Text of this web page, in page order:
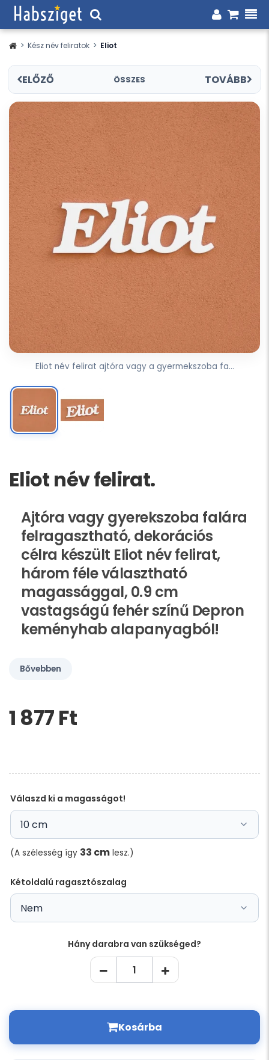
> Kész név feliratok > Eliot
ELŐZŐ ÖSSZES TOVÁBB
Eliot név felirat ajtóra vagy a gyermekszoba fa...
Eliot név felirat.
Ajtóra vagy gyerekszoba falára
felragasztható, dekorációs
célra készült Eliot név felirat,
három féle választható
magassággal, 0.9 cm
vastagságú fehér színű Depron
keményhab alapanyagból!
Bővebben
Kérem,
hagyja
1 877 Ft‎
Válaszd ki a magasságot!
(A szélesség így 33 cm lesz.)
Kétoldalú ragasztószalag
Hány darabra van szükséged?
Kosárba